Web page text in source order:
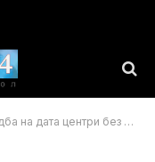
го поминаа првиот собраниски филтер